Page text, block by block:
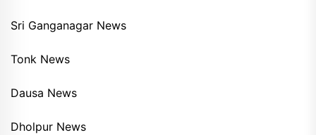
Sri Ganganagar News
Tonk News
Dausa News
Dholpur News